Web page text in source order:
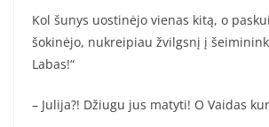
Kol šunys uostinėjo vienas kitą, o
šokinėjo, nukreipiau žvilgsnį į
Labas!“
– Julija?! Džiugu jus matyti! O Vaidas